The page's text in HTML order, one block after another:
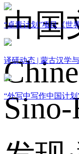
“卓青计划”项目《世
译研动态 | 蒙古汉学
“外写中写作中国计
中国